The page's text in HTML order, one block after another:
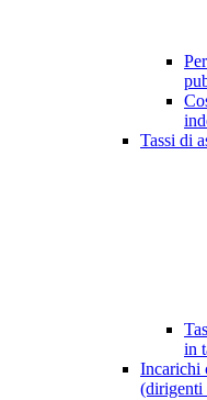
Tassi di
in
Incarichi
(dirigenti